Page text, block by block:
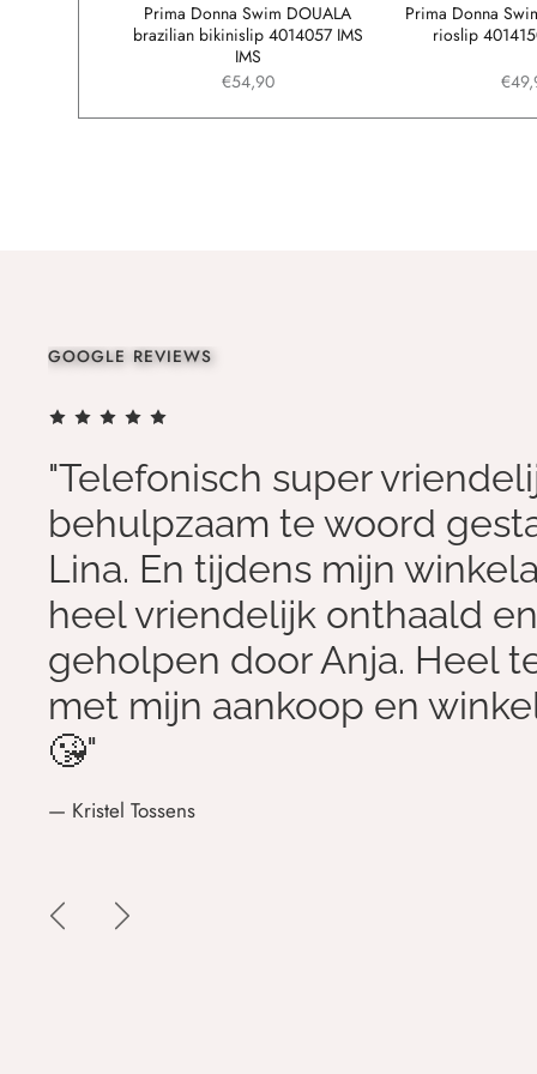
Prima Donna
rioslip
Prima Donna Swim DOUALA
brazilian bikinislip 4014057 IMS
IMS
€54,90
GOOGLE REVIEWS
"Telefonisch super
behulpzaam te woord
Lina. En tijdens mijn
heel vriendelijk onthaald
geholpen door Anja. Heel
met mijn aankoop en
😘"
— Kristel Tossens